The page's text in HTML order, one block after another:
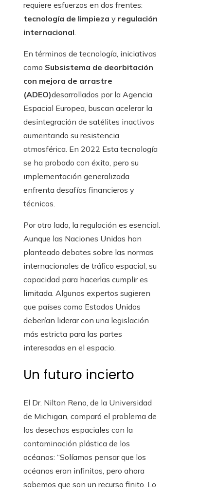
requiere esfuerzos en dos frentes:
tecnología de limpieza y regulación
internacional.
En términos de tecnología, iniciativas
como Subsistema de deorbitación
con mejora de arrastre
(ADEO)desarrollados por la Agencia
Espacial Europea, buscan acelerar la
desintegración de satélites inactivos
aumentando su resistencia
atmosférica. En 2022 Esta tecnología
se ha probado con éxito, pero su
implementación generalizada
enfrenta desafíos financieros y
técnicos.
Por otro lado, la regulación es esencial.
Aunque las Naciones Unidas han
planteado debates sobre las normas
internacionales de tráfico espacial, su
capacidad para hacerlas cumplir es
limitada. Algunos expertos sugieren
que países como Estados Unidos
deberían liderar con una legislación
más estricta para las partes
interesadas en el espacio.
Un futuro incierto
El Dr. Nilton Reno, de la Universidad
de Michigan, comparó el problema de
los desechos espaciales con la
contaminación plástica de los
océanos: “Solíamos pensar que los
océanos eran infinitos, pero ahora
sabemos que son un recurso finito. Lo